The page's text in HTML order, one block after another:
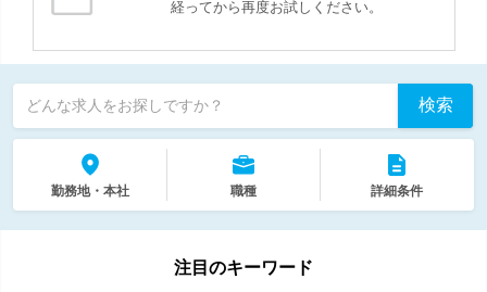
経ってから再度お試しください。
どんな求人をお探しですか？ 検索
勤務地・本社 職種 詳細条件
注目のキーワード